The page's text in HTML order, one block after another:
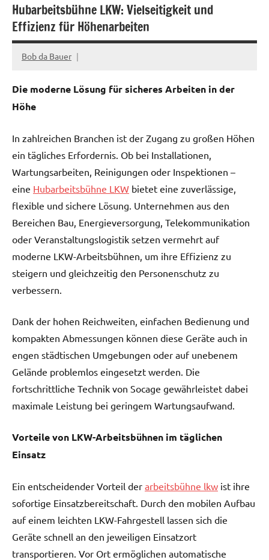
Hubarbeitsbühne LKW: Vielseitigkeit und
Effizienz für Höhenarbeiten
Juli
2025
Bob da Bauer
Die moderne Lösung für sicheres Arbeiten in der
Höhe
In zahlreichen Branchen ist der Zugang zu großen Höhen
ein tägliches Erfordernis. Ob bei Installationen,
Wartungsarbeiten, Reinigungen oder Inspektionen –
eine Hubarbeitsbühne LKW bietet eine zuverlässige,
flexible und sichere Lösung. Unternehmen aus den
Bereichen Bau, Energieversorgung, Telekommunikation
oder Veranstaltungslogistik setzen vermehrt auf
moderne LKW-Arbeitsbühnen, um ihre Effizienz zu
steigern und gleichzeitig den Personenschutz zu
verbessern.
Dank der hohen Reichweiten, einfachen Bedienung und
kompakten Abmessungen können diese Geräte auch in
engen städtischen Umgebungen oder auf unebenem
Gelände problemlos eingesetzt werden. Die
fortschrittliche Technik von Socage gewährleistet dabei
maximale Leistung bei geringem Wartungsaufwand.
Vorteile von LKW-Arbeitsbühnen im täglichen
Einsatz
Ein entscheidender Vorteil der arbeitsbühne lkw ist ihre
sofortige Einsatzbereitschaft. Durch den mobilen Aufbau
auf einem leichten LKW-Fahrgestell lassen sich die
Geräte schnell an den jeweiligen Einsatzort
transportieren. Vor Ort ermöglichen automatische